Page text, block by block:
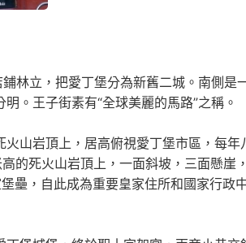
林立，把愛丁堡分為新舊二城。南側
。王子街素有“全球美麗的馬路”之稱。
山岩頂上，居高俯視愛丁堡市區，每
的死火山岩頂上，一面斜坡，三面懸
壘，自此成為重要皇家住所和國家行